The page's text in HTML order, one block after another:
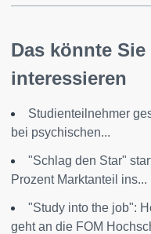
Das könnte Sie
interessieren
Studienteilnehmer
bei psychischen...
"Schlag den Star"
Prozent Marktanteil ins...
"Study into the job":
geht an die FOM